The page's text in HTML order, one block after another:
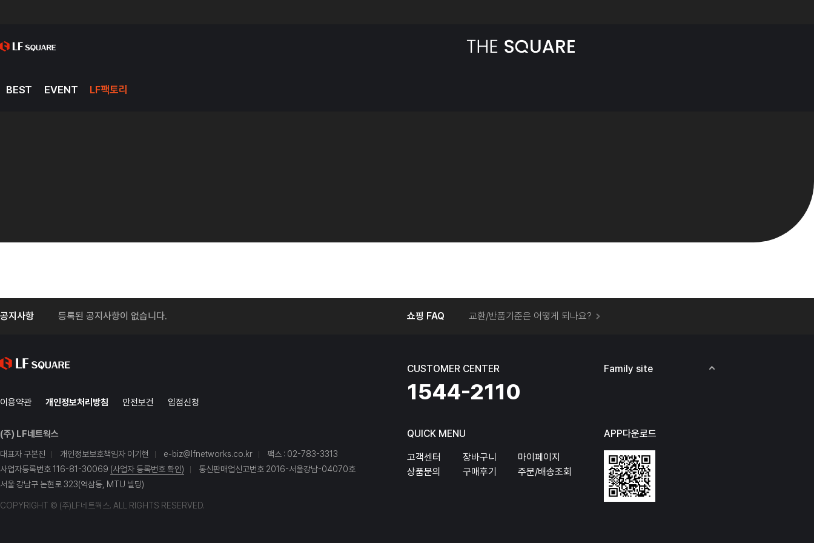
BEST EVENT LF팩토리
공지사항 등록된 공지사항이 없습니다. 쇼핑 FAQ
온라인에서 주문 후 오프라인 매장에서 상품을 수령할 수 있나요?
교환/반품기준은 어떻게 되나요?
온라인에서 구매한 상품 오프라인에서 반품이 가능한가요?
이용약관 개인정보처리방침 안전보건 입점신청
(주) LF네트웍스
대표자 구본진 개인정보보호책임자 이기현 e-biz@lfnetworks.co.kr
팩스 : 02-783-3313
사업자등록번호 116-81-30069 (사업자 등록번호 확인)
통신판매업신고번호 2016-서울강남-04070호
서울 강남구 논현로 323(역삼동, MTU 빌딩)
COPYRIGHT © (주)LF네트웍스. ALL RIGHTS RESERVED.
CUSTOMER CENTER
1544-2110
Family site
QUICK MENU
고객센터 장바구니
마이페이지
상품문의
구매후기 주문/배송조회
APP다운로드